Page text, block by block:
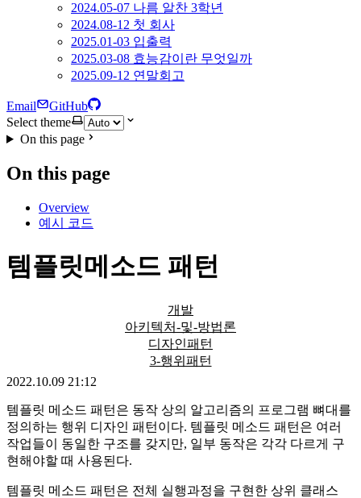
2024.05-07 나름 알찬 3학년
2024.08-12 첫 회사
2025.01-03 입출력
2025.03-08 효능감이란 무엇일까
2025.09-12 연말회고
Email
GitHub
Select theme
On this page
On this page
Overview
예시 코드
템플릿메소드 패턴
개발
아키텍처-및-방법론
디자인패턴
3-행위패턴
2022.10.09 21:12
템플릿 메소드 패턴은 동작 상의 알고리즘의 프로그램 뼈대를
정의하는 행위 디자인 패턴이다. 템플릿 메소드 패턴은 여러
작업들이 동일한 구조를 갖지만, 일부 동작은 각각 다르게 구
현해야할 때 사용된다.
템플릿 메소드 패턴은 전체 실행과정을 구현한 상위 클래스